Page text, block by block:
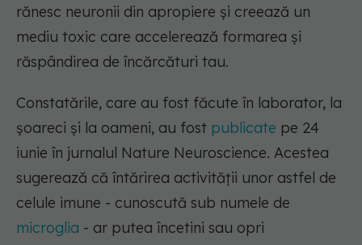
rănesc neuronii din apropiere și creează un
mediu toxic care accelerează formarea și
răspândirea de încărcături tau.
Constatările, care au fost făcute în laborator, la
șoareci și la oameni, au fost publicate pe 24
iunie în jurnalul Nature Neuroscience. Acestea
sugerează că întărirea activității unor astfel de
celule imune - cunoscută sub numele de
microglia - ar putea încetini sau opri